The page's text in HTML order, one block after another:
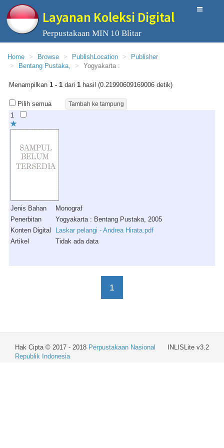
Layanan Koleksi Digital
Perpustakaan MIN 10 Blitar
Home Browse PublishLocation
Publisher
Bentang Pustaka,
Yogyakarta :
Menampilkan 1 - 1 dari 1 hasil (0.21990609169006 detik)
Pilih semua
1
Jenis Bahan
Monograf
Penerbitan
Yogyakarta : Bentang Pustaka, 2005
Konten Digital
Laskar pelangi - Andrea Hirata.pdf
Artikel
Tidak ada data
1
INLISLite v3.2
Hak Cipta © 2017 - 2018 Perpustakaan Nasional
Republik Indonesia